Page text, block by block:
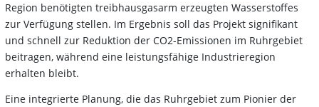
Region benötigten treibhausgasarm erzeugten Wasserstoffes
zur Verfügung stellen. Im Ergebnis soll das Projekt signifikant
und schnell zur Reduktion der CO2-Emissionen im Ruhrgebiet
beitragen, während eine leistungsfähige Industrieregion
erhalten bleibt.
Eine integrierte Planung, die das Ruhrgebiet zum Pionier der